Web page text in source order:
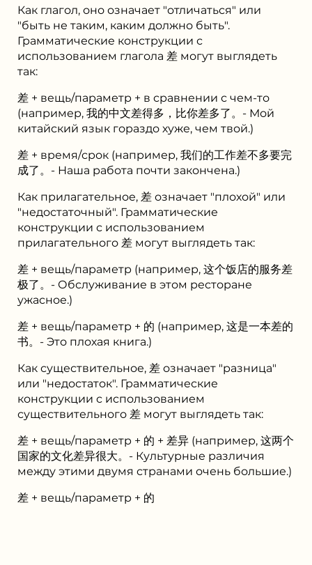
Как глагол, оно означает "отличаться" или
"быть не таким, каким должно быть".
Грамматические конструкции с
использованием глагола 差 могут выглядеть
так:
差 + вещь/параметр + в сравнении с чем-то
(например, 我的中文差得多，比你差多了。- Мой
китайский язык гораздо хуже, чем твой.)
差 + время/срок (например, 我们的工作差不多要完
成了。- Наша работа почти закончена.)
Как прилагательное, 差 означает "плохой" или
"недостаточный". Грамматические
конструкции с использованием
прилагательного 差 могут выглядеть так:
差 + вещь/параметр (например, 这个饭店的服务差
极了。- Обслуживание в этом ресторане
ужасное.)
差 + вещь/параметр + 的 (например, 这是一本差的
书。- Это плохая книга.)
Как существительное, 差 означает "разница"
или "недостаток". Грамматические
конструкции с использованием
существительного 差 могут выглядеть так:
差 + вещь/параметр + 的 + 差异 (например, 这两个
国家的文化差异很大。- Культурные различия
между этими двумя странами очень большие.)
差 + вещь/параметр + 的